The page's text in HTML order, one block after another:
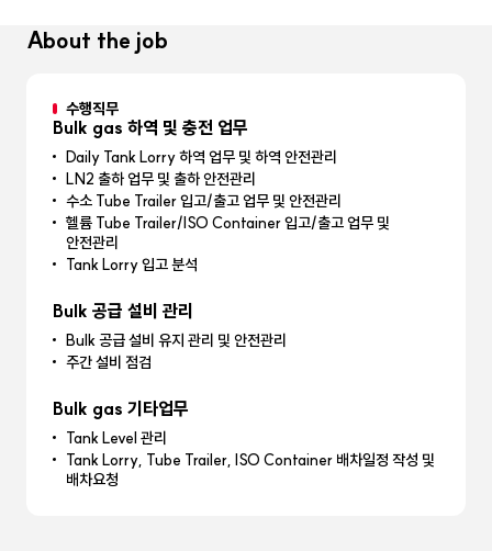
About the job
수행직무
Bulk gas 하역 및 충전 업무
Daily Tank Lorry 하역 업무 및 하역 안전관리
LN2 출하 업무 및 출하 안전관리
수소 Tube Trailer 입고/출고 업무 및 안전관리
헬륨 Tube Trailer/ISO Container 입고/출고 업무 및
안전관리
Tank Lorry 입고 분석
Bulk 공급 설비 관리
Bulk 공급 설비 유지 관리 및 안전관리
주간 설비 점검
Bulk gas 기타업무
Tank Level 관리
Tank Lorry, Tube Trailer, ISO Container 배차일정 작성 및
배차요청